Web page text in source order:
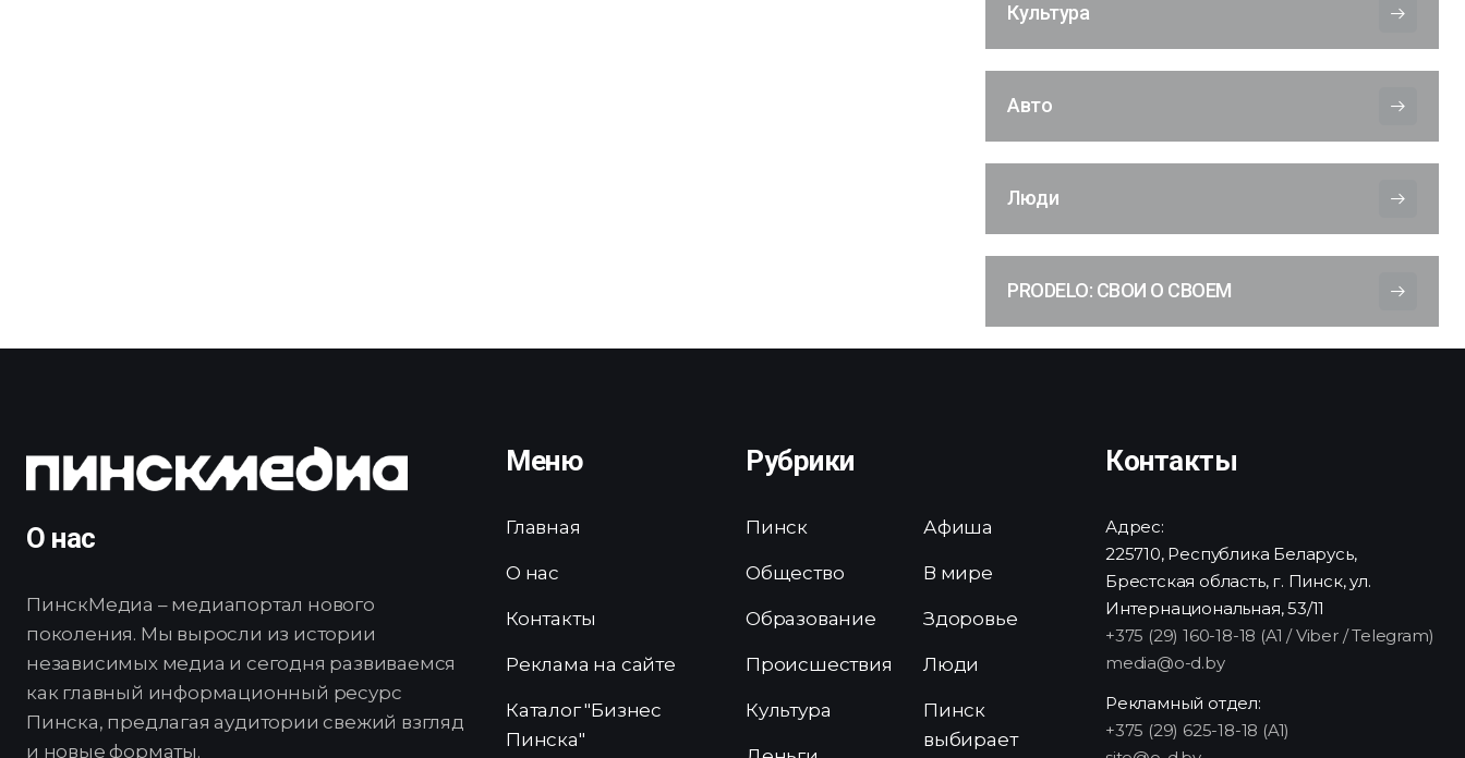
Культура
Авто
Люди
PRODELO: СВОИ О СВОЕМ
О нас
ПинскМедиа – медиапортал нового
поколения. Мы выросли из истории
независимых медиа и сегодня развиваемся
как главный информационный ресурс
Пинска, предлагая аудитории свежий взгляд
и новые форматы.
Меню
Главная
О нас
Контакты
Реклама на сайте
Каталог "Бизнес
Пинска"
Рубрики
Пинск
Общество
Образование
Происшествия
Культура
Афиша
В мире
Здоровье
Люди
Пинск
выбирает
Контакты
Адрес:
225710, Республика Беларусь,
Брестская область, г. Пинск, ул.
Интернациональная, 53/11
+375 (29) 160-18-18 (A1 / Viber / Telegram)
media@o-d.by
Рекламный отдел:
+375 (29) 625-18-18 (A1)